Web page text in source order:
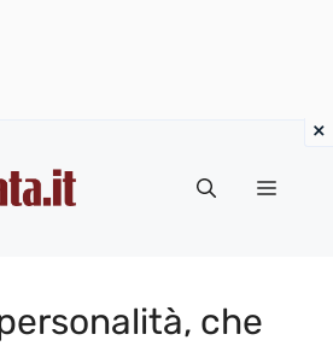
Menu
che